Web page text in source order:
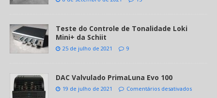
Teste do Controle de Tonalidade Loki
Mini+ da Schiit
25 de julho de 2021 9
DAC Valvulado PrimaLuna Evo 100
19 de julho de 2021 Comentários desativados